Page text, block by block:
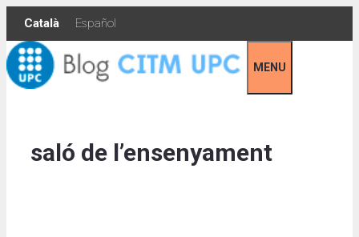
Skip
content
Català Español
MENU
saló de l’ensenyament